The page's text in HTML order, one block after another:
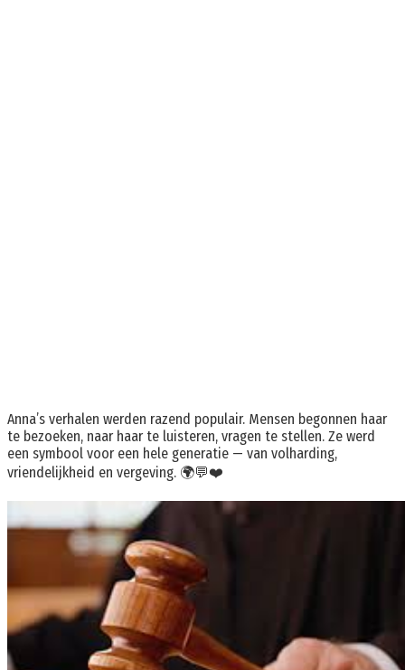
Anna’s verhalen werden razend populair. Mensen begonnen haar
te bezoeken, naar haar te luisteren, vragen te stellen. Ze werd
een symbool voor een hele generatie — van volharding,
vriendelijkheid en vergeving. 🌍💬❤️